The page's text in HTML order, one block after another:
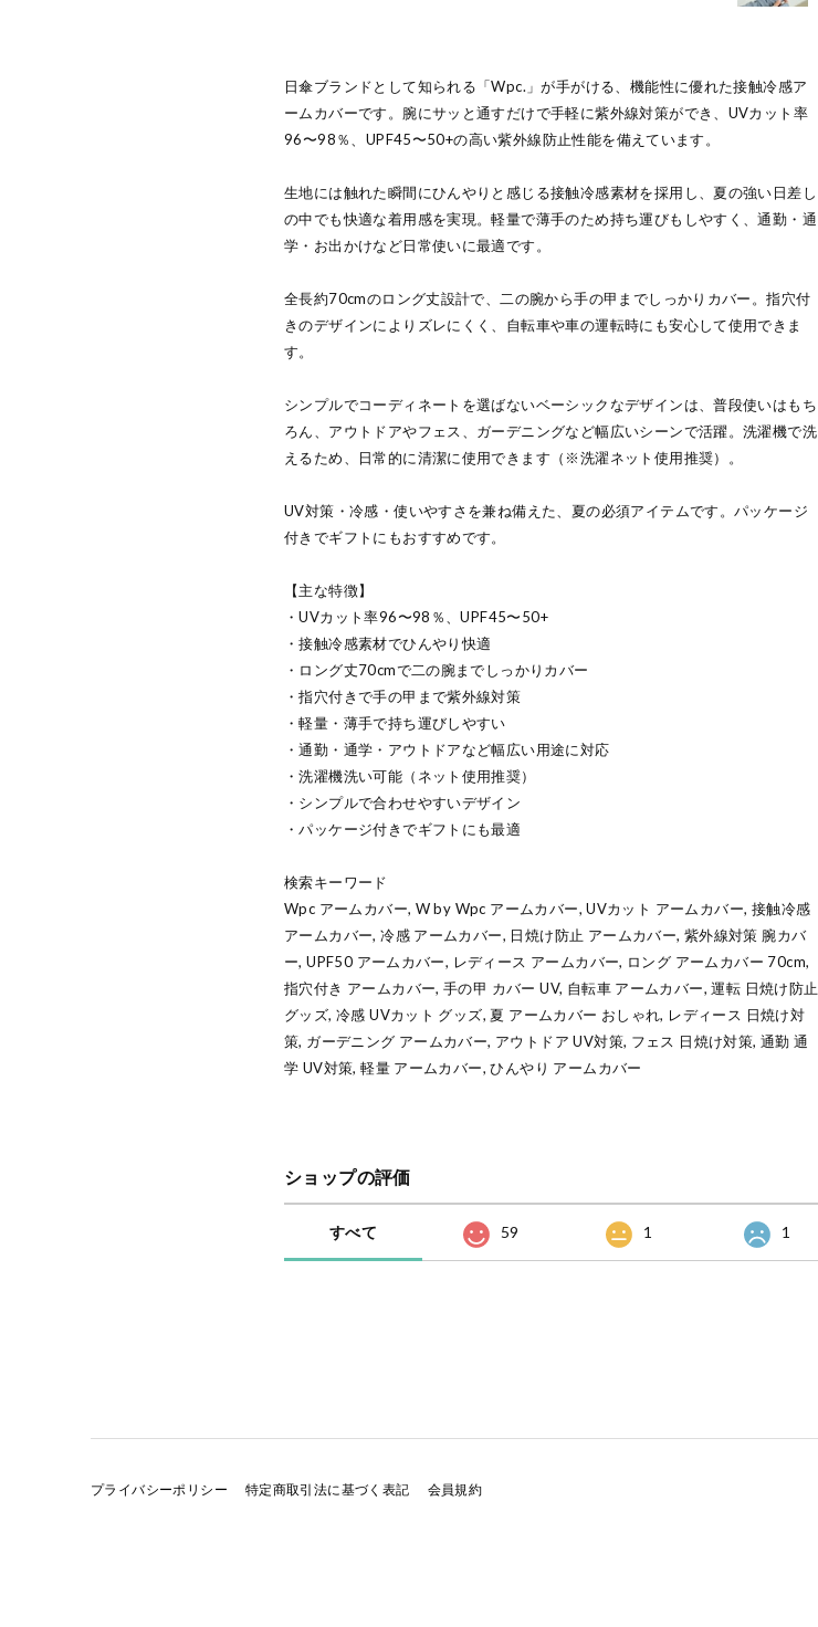
日傘ブランドとして知られる「Wpc.」が手がける、機能性に優れた接触冷感ア
ームカバーです。腕にサッと通すだけで手軽に紫外線対策ができ、UVカット率
96〜98％、UPF45〜50+の高い紫外線防止性能を備えています。
生地には触れた瞬間にひんやりと感じる接触冷感素材を採用し、夏の強い日差し
の中でも快適な着用感を実現。軽量で薄手のため持ち運びもしやすく、通勤・通
学・お出かけなど日常使いに最適です。
全長約70cmのロング丈設計で、二の腕から手の甲までしっかりカバー。指穴付
きのデザインによりズレにくく、自転車や車の運転時にも安心して使用できま
す。
シンプルでコーディネートを選ばないベーシックなデザインは、普段使いはもち
ろん、アウトドアやフェス、ガーデニングなど幅広いシーンで活躍。洗濯機で洗
えるため、日常的に清潔に使用できます（※洗濯ネット使用推奨）。
UV対策・冷感・使いやすさを兼ね備えた、夏の必須アイテムです。パッケージ
付きでギフトにもおすすめです。
【主な特徴】
・UVカット率96〜98％、UPF45〜50+
・接触冷感素材でひんやり快適
・ロング丈70cmで二の腕までしっかりカバー
・指穴付きで手の甲まで紫外線対策
・軽量・薄手で持ち運びしやすい
・通勤・通学・アウトドアなど幅広い用途に対応
・洗濯機洗い可能（ネット使用推奨）
・シンプルで合わせやすいデザイン
・パッケージ付きでギフトにも最適
検索キーワード
Wpc アームカバー, W by Wpc アームカバー, UVカット アームカバー, 接触冷感
アームカバー, 冷感 アームカバー, 日焼け防止 アームカバー, 紫外線対策 腕カバ
ー, UPF50 アームカバー, レディース アームカバー, ロング アームカバー 70cm,
指穴付き アームカバー, 手の甲 カバー UV, 自転車 アームカバー, 運転 日焼け防止
グッズ, 冷感 UVカット グッズ, 夏 アームカバー おしゃれ, レディース 日焼け対
策, ガーデニング アームカバー, アウトドア UV対策, フェス 日焼け対策, 通勤 通
学 UV対策, 軽量 アームカバー, ひんやり アームカバー
ショップの評価
すべて 59 1 1
プライバシーポリシー 特定商取引法に基づく表記 会員規約